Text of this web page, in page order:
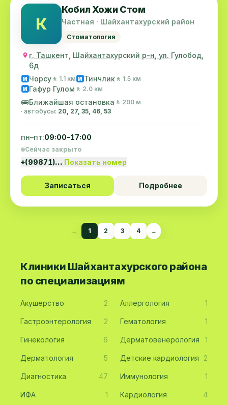
К
Кобил Хожи Стом
Частная · Шайхантахурский район
Стоматология
г. Ташкент, Шайхантахурский р-н, ул. Гулобод,
6д
M Чорсу 🚶 1.1 км M Тинчлик 🚶 1.5 км
M Гафур Гулом 🚶 2.0 км
🚌Ближайшая остановка 🚶 200 м
· автобусы: 20, 27, 35, 46, 53
пн–пт:09:00–17:00
Сейчас закрыто
+(99871)… Показать номер
Записаться Подробнее
← 1 2 3 4 →
Клиники Шайхантахурского района
по специализациям
Акушерство 2 Аллергология 1
Гастроэнтерология 2 Гематология 1
Гинекология 6 Дерматовенерология 1
Дерматология 5 Детские кардиология 2
Диагностика 47 Иммунология 1
ИФА 1 Кардиология 4